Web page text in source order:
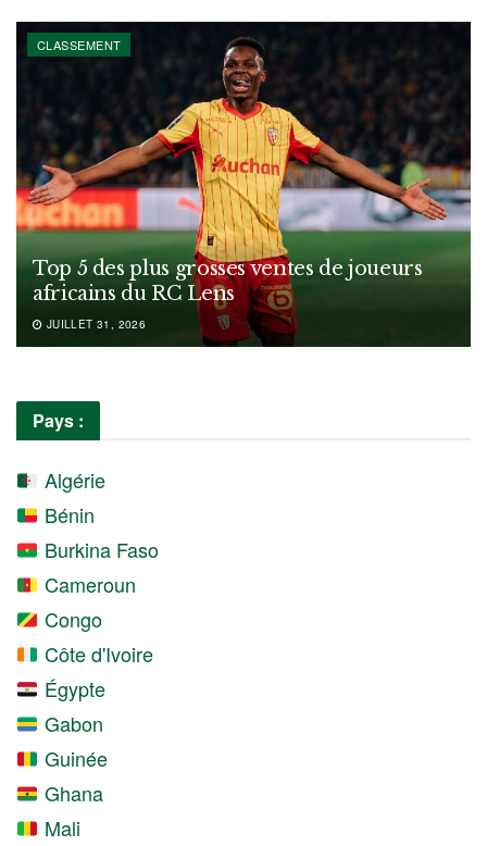
CLASSEMENT
Top 5 des plus grosses ventes de joueurs
africains du RC Lens
JUILLET 31, 2026
Pays :
Algérie
Bénin
Burkina Faso
Cameroun
Congo
Côte d'Ivoire
Égypte
Gabon
Guinée
Ghana
Mali